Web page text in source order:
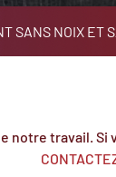
SANS NOIX ET
notre travail.